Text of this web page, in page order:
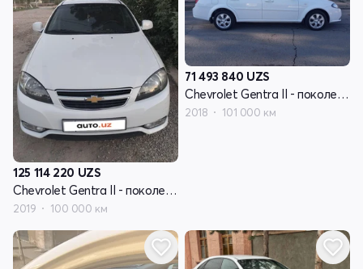
125 114 220 UZS
Chevrolet Gentra II - поколение
2019 100 000 км
71 493 840 UZS
Chevrolet Gentra II - поколение
2018 101 000 км